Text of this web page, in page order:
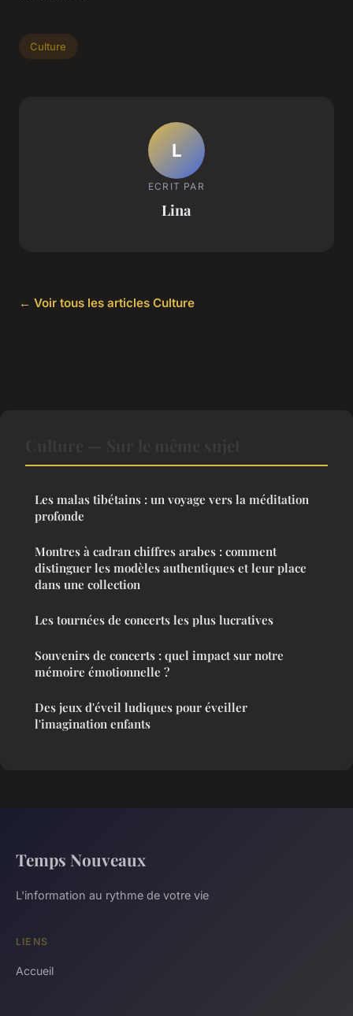
Culture
L
ECRIT PAR
Lina
← Voir tous les articles Culture
Les malas tibétains : un voyage vers la méditation
profonde
Montres à cadran chiffres arabes : comment
distinguer les modèles authentiques et leur place
dans une collection
Les tournées de concerts les plus lucratives
Souvenirs de concerts : quel impact sur notre
mémoire émotionnelle ?
Des jeux d'éveil ludiques pour éveiller
l'imagination enfants
Temps Nouveaux
L'information au rythme de votre vie
LIENS
Accueil